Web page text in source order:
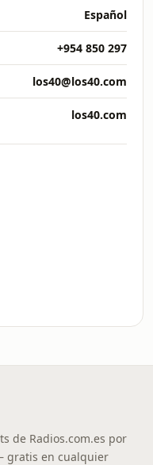
Español
+954 850 297
los40@los40.com
los40.com
de Radios.com.es por
gratis en cualquier